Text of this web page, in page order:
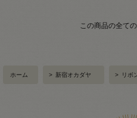
この商品の全て
ホーム > 新宿オカダヤ > リボ